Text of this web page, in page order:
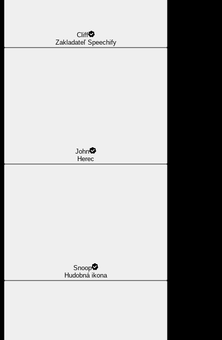
Cliff
Zakladateľ Speechify
John
Herec
Snoop
Hudobná ikona